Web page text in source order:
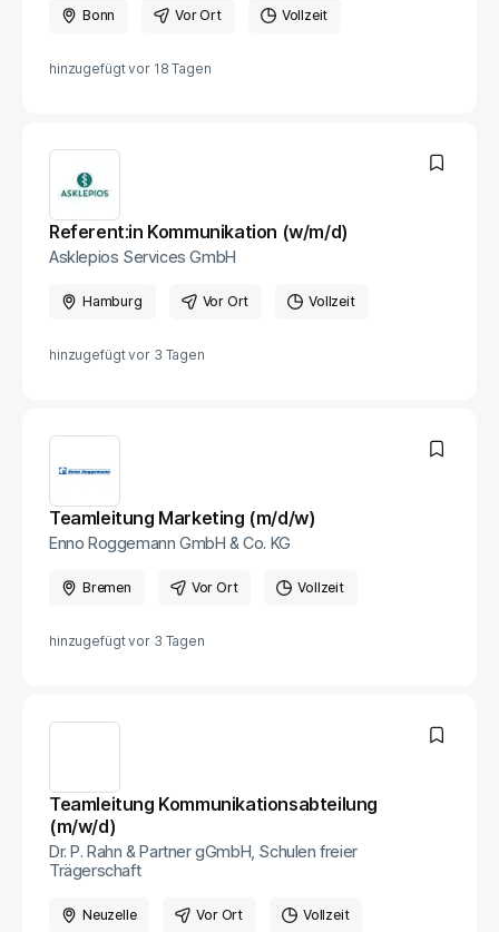
Bonn Vor Ort Vollzeit
hinzugefügt vor 18 Tagen
Referent:in Kommunikation (w/m/d)
Asklepios Services GmbH
Hamburg Vor Ort Vollzeit
hinzugefügt vor 3 Tagen
Teamleitung Marketing (m/d/w)
Enno Roggemann GmbH & Co. KG
Bremen Vor Ort Vollzeit
hinzugefügt vor 3 Tagen
Teamleitung Kommunikationsabteilung
(m/w/d)
Dr. P. Rahn & Partner gGmbH, Schulen freier
Trägerschaft
Neuzelle Vor Ort Vollzeit